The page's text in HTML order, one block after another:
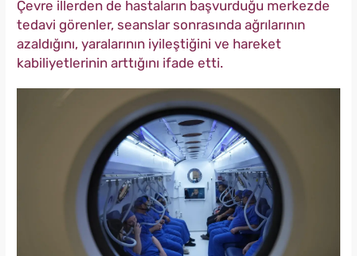
Çevre illerden de hastaların başvurduğu merkezde
tedavi görenler, seanslar sonrasında ağrılarının
azaldığını, yaralarının iyileştiğini ve hareket
kabiliyetlerinin arttığını ifade etti.